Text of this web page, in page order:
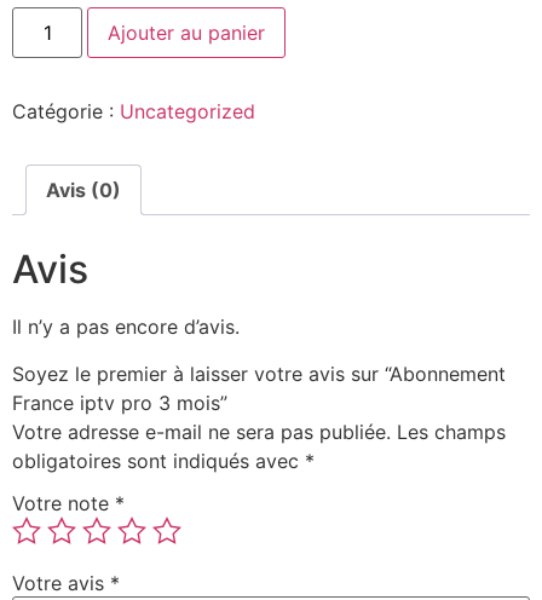
Ajouter au panier
Catégorie : Uncategorized
Avis (0)
Avis
Il n’y a pas encore d’avis.
Soyez le premier à laisser votre avis sur “Abonnement
France iptv pro 3 mois”
Votre adresse e-mail ne sera pas publiée. Les champs
obligatoires sont indiqués avec *
Votre note *
Votre avis *